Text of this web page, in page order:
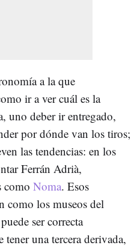
a la que
ir a ver cuál es la
uno deber ir entregado,
por dónde van los tiros;
las tendencias: en los
Ferrán Adrià,
como Noma. Esos
como los museos del
ser correcta
tener una tercera derivada,